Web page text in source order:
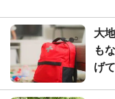
大
も
げ